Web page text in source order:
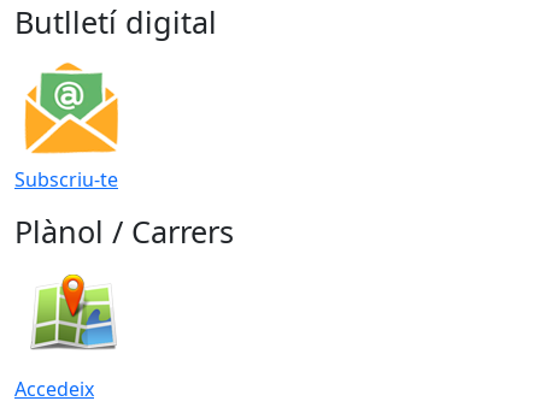
Butlletí digital
Subscriu-te
Plànol / Carrers
Accedeix